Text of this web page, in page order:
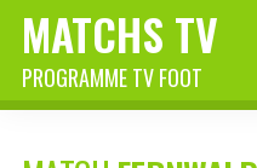
MATCHS TV
PROGRAMME TV FOOT